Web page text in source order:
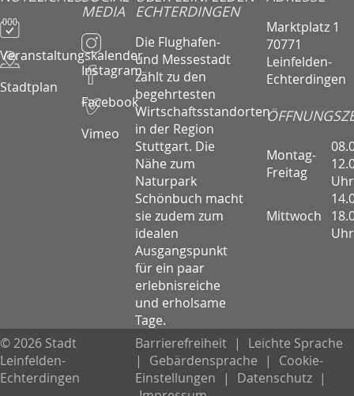
Veranstaltungskalender
Stadtplan
MEDIA
Instagram
Facebook
Vimeo
ECHTERDINGEN
Die Flughafen-
und Messestadt
zählt zu den
begehrtesten
Wirtschaftsstandorten
in der Region
Stuttgart. Die
Nähe zum
Naturpark
Schönbuch macht
sie zudem zum
idealen
Ausgangspunkt
für ein paar
erlebnisreiche
und erholsame
Tage.
Marktplatz 1
70771
Leinfelden-
Echterdingen
Montag-
Freitag
Uhr
Mittwoch
Uhr
© 2026 Stadt
Leinfelden-
Echterdingen
Barrierefreiheit |
Leichte Sprache
|
Gebärdensprache |
Cookie-
Einstellungen
| Datenschutz |